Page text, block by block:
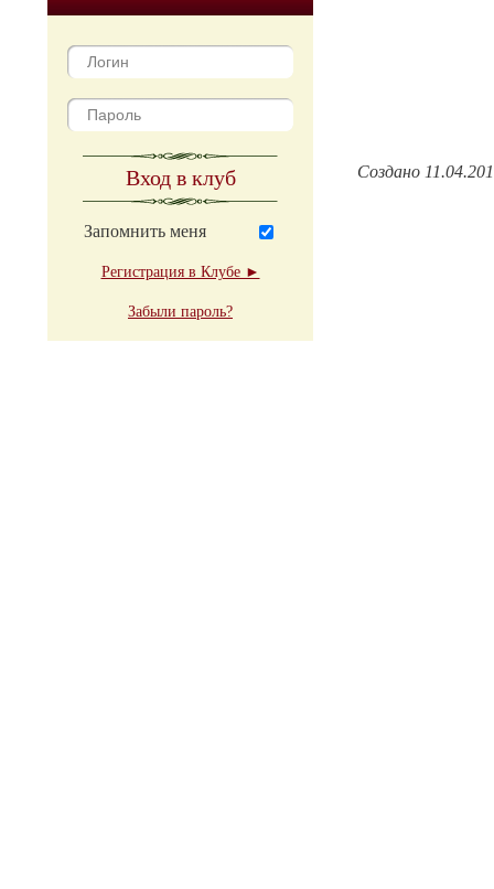
Вход в клуб
Запомнить меня
Регистрация в Клубе ►
Забыли пароль?
Создано